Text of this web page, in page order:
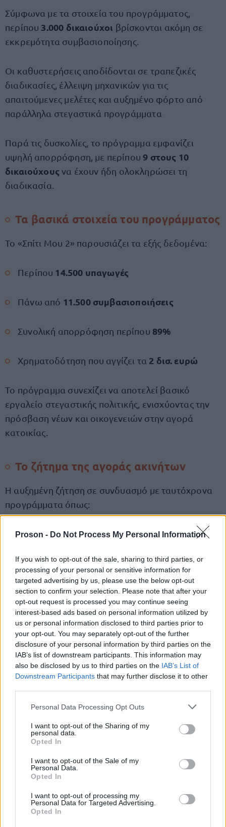
Proson - Do Not Process My Personal Information
If you wish to opt-out of the sale, sharing to third parties, or
processing of your personal or sensitive information for
targeted advertising by us, please use the below opt-out
section to confirm your selection. Please note that after your
opt-out request is processed you may continue seeing
interest-based ads based on personal information utilized by
us or personal information disclosed to third parties prior to
your opt-out. You may separately opt-out of the further
disclosure of your personal information by third parties on the
IAB’s list of downstream participants. This information may
also be disclosed by us to third parties on the IAB’s List of
Downstream Participants that may further disclose it to other
Please note that this website/app uses one or more Google
not limited to your visit or usage behaviour. You may click to
grant or deny consent to Google and its third-party tags to
use your data for below specified purposes in below Google
consent section.
Personal Data Processing Opt Outs
I want to opt-out of the Sharing of my
personal data.
Opted In
I want to opt-out of the Sale of my
Personal Data.
Opted In
I want to opt-out of processing my
Personal Data for Targeted Advertising.
Opted In
Σύμφωνα με τα στοιχεία του προγράμματος,
περίπου 3.000 δικαιούχοι βρίσκονται ακόμη σε
εκκρεμότητα συμβασιοποίησης.
Οι καθυστερήσεις αποδίδονται σε τραπεζικές
διαδικασίες, έλλειψη μηχανικών για τις
απαιτούμενες μελέτες και αυξημένο φόρτο από
παράλληλα στεγαστικά προγράμματα
Παρά τις δυσκολίες, το πρόγραμμα εμφανίζει
υψηλή απορρόφηση, με περίπου9 στους 10
δικαιούχους να έχουν ήδη ολοκληρώσει τη
διαδικασία.
Τα βασικά στοιχεία του προγράμματος
Το «Σπίτι Μου 2» παρουσιάζει τα εξής δεδομένα:
Περίπου 14.500 υπαγωγές
Πάνω από 11.500 συμβασιοποιήσεις
Συνολική απορρόφηση περίπου 89%
Χρηματοδότηση που αγγίζει τα 2 δισ. ευρώ
Το πρόγραμμα συνεχίζει να αποτελεί βασικό
εργαλείο στεγαστικής πολιτικής, ενισχύοντας την
πρόσβαση νέων και οικογενειών στην αγορά
κατοικίας.
Το ζήτημα της αγοράς ακινήτων
Η αυξημένη ζήτηση σε συνδυασμό με ταυτόχρονα
προγράμματα όπως:
«Ανακαινίζω – Νοικιάζω»
«Εξοικονομώ»
προγράμματα προσβασιμότητας
έχει επιβαρύνει την αγορά, δημιουργώντας
καθυστερήσεις σε συμβολαιογράφους, μηχανικούς
και τράπεζες.
Στεγαστική πολιτική και επόμενα
Η κυβέρνηση εξετάζει επιπλέον μέτρα στήριξης,
συμπεριλαμβανομένων επιστροφής ενοικίου σε
ευρωπαϊκών χρηματοδοτικών εργαλείων και
δημιουργίας νέων κατοικιών μέσω δημόσιων
πόρων